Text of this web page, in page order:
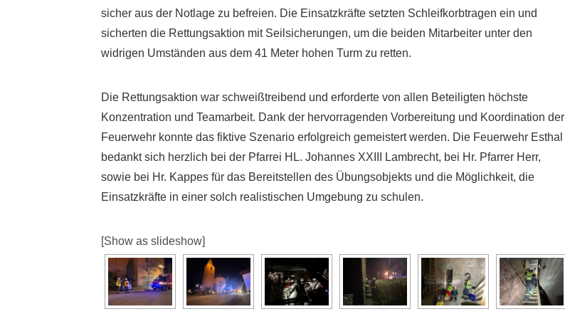
sicher aus der Notlage zu befreien. Die Einsatzkräfte setzten Schleifkorbtragen ein und
sicherten die Rettungsaktion mit Seilsicherungen, um die beiden Mitarbeiter unter den
widrigen Umständen aus dem 41 Meter hohen Turm zu retten.
Die Rettungsaktion war schweißtreibend und erforderte von allen Beteiligten höchste
Konzentration und Teamarbeit. Dank der hervorragenden Vorbereitung und Koordination der
Feuerwehr konnte das fiktive Szenario erfolgreich gemeistert werden. Die Feuerwehr Esthal
bedankt sich herzlich bei der Pfarrei HL. Johannes XXIII Lambrecht, bei Hr. Pfarrer Herr,
sowie bei Hr. Kappes für das Bereitstellen des Übungsobjekts und die Möglichkeit, die
Einsatzkräfte in einer solch realistischen Umgebung zu schulen.
[Show as slideshow]